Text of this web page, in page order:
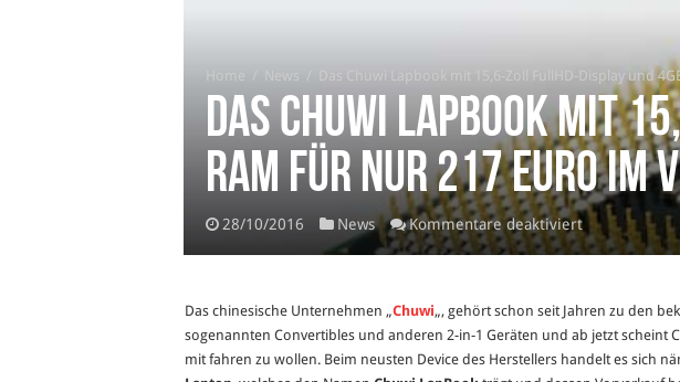
Home / News / Das Chuwi Lapbook mit 15,6-Zoll FullHD-Display und
Das Chuwi Lapbook mit
RAM für nur 217 Euro im
28/10/2016 News Kommentare deaktiviertfür
Das
mit
15,6-
Zoll
Das chinesische Unternehmen „Chuwi„, gehört schon seit Jahren zu den
sogenannten Convertibles und anderen 2-in-1 Geräten und ab jetzt scheint
mit fahren zu wollen. Beim neusten Device des Herstellers handelt es sich